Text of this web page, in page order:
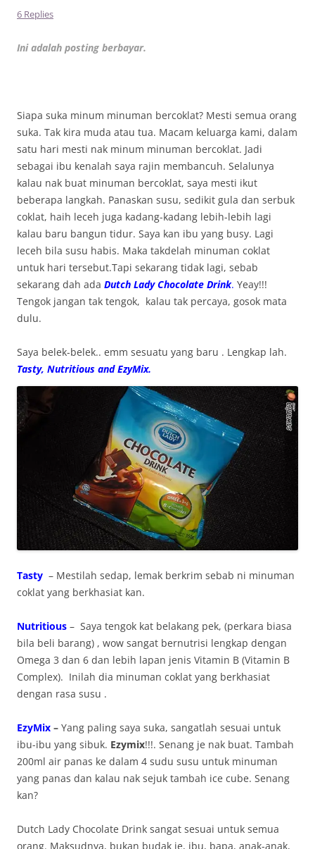
6 Replies
Ini adalah posting berbayar.
Siapa suka minum minuman bercoklat? Mesti semua orang
suka. Tak kira muda atau tua. Macam keluarga kami, dalam
satu hari mesti nak minum minuman bercoklat. Jadi
sebagai ibu kenalah saya rajin membancuh. Selalunya
kalau nak buat minuman bercoklat, saya mesti ikut
beberapa langkah. Panaskan susu, sedikit gula dan serbuk
coklat, haih leceh juga kadang-kadang lebih-lebih lagi
kalau baru bangun tidur. Saya kan ibu yang busy. Lagi
leceh bila susu habis. Maka takdelah minuman coklat
untuk hari tersebut.Tapi sekarang tidak lagi, sebab
sekarang dah ada Dutch Lady Chocolate Drink. Yeay!!!
Tengok jangan tak tengok, kalau tak percaya, gosok mata
dulu.
Saya belek-belek.. emm sesuatu yang baru . Lengkap lah.
Tasty, Nutritious and EzyMix.
Tasty – Mestilah sedap, lemak berkrim sebab ni minuman
coklat yang berkhasiat kan.
Nutritious – Saya tengok kat belakang pek, (perkara biasa
bila beli barang) , wow sangat bernutrisi lengkap dengan
Omega 3 dan 6 dan lebih lapan jenis Vitamin B (Vitamin B
Complex). Inilah dia minuman coklat yang berkhasiat
dengan rasa susu .
EzyMix – Yang paling saya suka, sangatlah sesuai untuk
ibu-ibu yang sibuk. Ezymix!!!. Senang je nak buat. Tambah
200ml air panas ke dalam 4 sudu susu untuk minuman
yang panas dan kalau nak sejuk tambah ice cube. Senang
kan?
Dutch Lady Chocolate Drink sangat sesuai untuk semua
orang. Maksudnya, bukan budak je, ibu, bapa, anak-anak,